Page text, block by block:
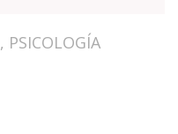
, PSICOLOGÍA